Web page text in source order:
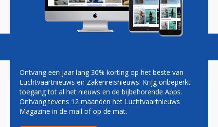
Magazine Podcasts Vacatures
BANGALORE HEEFT SNELST
GROEIENDE LUCHTHAVEN IN
Ontvang een jaar lang 30% korting op het beste van
Luchtvaartnieuws en Zakenreisnieuws. Krijg onbeperkt
toegang tot al het nieuws en de bijbehorende Apps.
Ontvang tevens 12 maanden het Luchtvaartnieuws
Magazine in de mail of op de mat.